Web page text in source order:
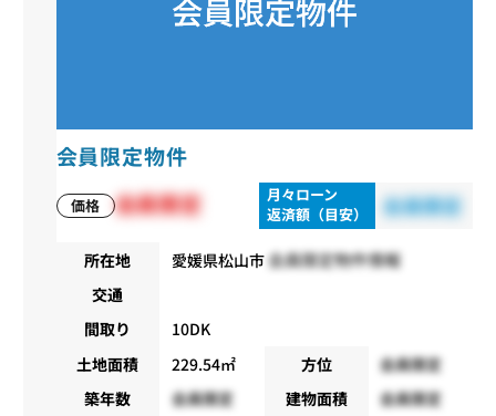
会員限定物件
価格 会員限定
月々ローン
返済額（目安）
会員限定
所在地 愛媛県松山市会員限定物件情報
交通
間取り
10DK
土地面積
229.54㎡ 方位
会員限定
築年数
会員限定 建物面積
会員限定